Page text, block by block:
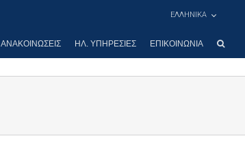
ΕΛΛΗΝΙΚΑ
ΑΝΑΚΟΙΝΏΣΕΙΣ ΗΛ. ΥΠΗΡΕΣΊΕΣ ΕΠΙΚΟΙΝΩΝΊΑ